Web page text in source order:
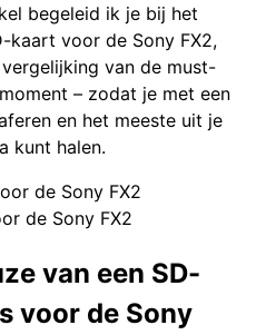
begeleid ik je bij het
kaart voor de Sony FX2,
van de must-
– zodat je met een
en het meeste uit je
kunt halen.
de Sony FX2
van een SD-
voor de Sony